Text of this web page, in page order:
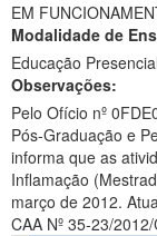
Ministério do Turismo
Ministério do
Ministério da Mulher, da
Secretaria-Geral
EM
Modalidade de
Educação Presencial
Observações:
Pelo Ofício nº 0FDE0015/2012, de 11/01/2012, a Pró-Reitora de
Pós-Graduação e
informa que as
Inflamação
março de 2012. Atualizado
CAA Nº 35-23/